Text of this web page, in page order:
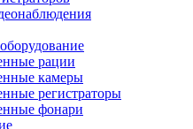
рации
камеры
регистраторы
фонари